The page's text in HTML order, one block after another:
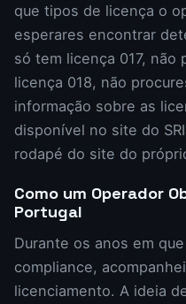
que tipos de licença o
esperares encontrar
só tem licença 017, não
licença 018, não
informação sobre as
disponível no site do
rodapé do site do
Como um Operador
Portugal
Durante os anos em
compliance,
licenciamento. A ideia